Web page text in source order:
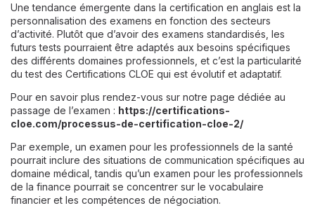
Une tendance émergente dans la certification en anglais est la
personnalisation des examens en fonction des secteurs
d’activité. Plutôt que d’avoir des examens standardisés, les
futurs tests pourraient être adaptés aux besoins spécifiques
des différents domaines professionnels, et c’est la particularité
du test des Certifications CLOE qui est évolutif et adaptatif.
Pour en savoir plus rendez-vous sur notre page dédiée au
passage de l’examen : https://certifications-
cloe.com/processus-de-certification-cloe-2/
Par exemple, un examen pour les professionnels de la santé
pourrait inclure des situations de communication spécifiques au
domaine médical, tandis qu’un examen pour les professionnels
de la finance pourrait se concentrer sur le vocabulaire
financier et les compétences de négociation.